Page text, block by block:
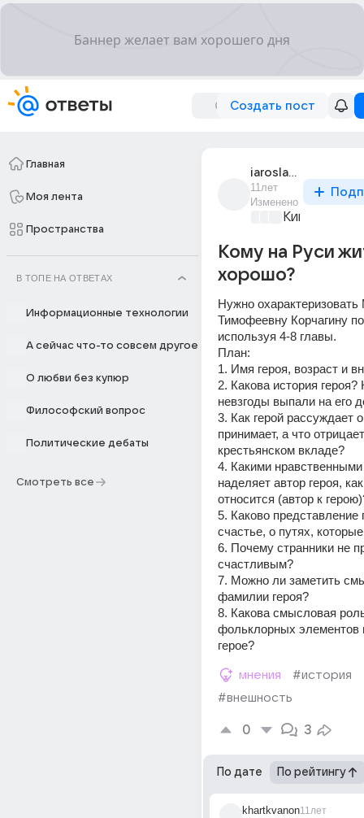
Создать пост
Главная
Моя лента
Пространства
В ТОПЕ НА ОТВЕТАХ
Информационные технологии
А сейчас что-то совсем другое
О любви без купюр
Философский вопрос
Политические дебаты
Смотреть все
iaroslav_752
11лет
Изменено
Киномания
Кому на Руси
хорошо?
Нужно охарактеризовать
Тимофеевну Корчагину
используя 4-8 главы.
План:
1. Имя героя, возраст и
2. Какова история
невзгоды выпали на его
3. Как герой рассуждает
принимает, а что
крестьянском вкладе?
4. Какими
наделяет автор героя,
относится (автор к
5. Каково представление
6. Почему странники не
счастливым?
7. Можно ли заметить
фамилии героя?
8. Какова смысловая
фольклорных элементов
герое?
мнения
#история
#внешность
0 3
По дате По рейтингу
khartkvanon11лет